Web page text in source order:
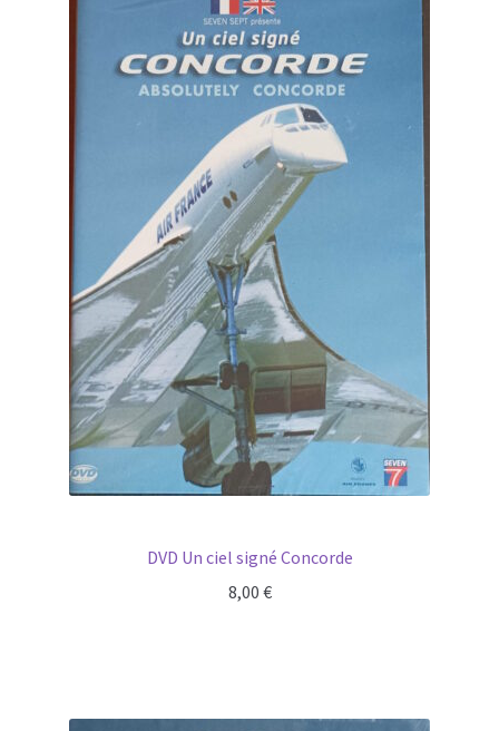
DVD Un ciel signé Concorde
8,00 €